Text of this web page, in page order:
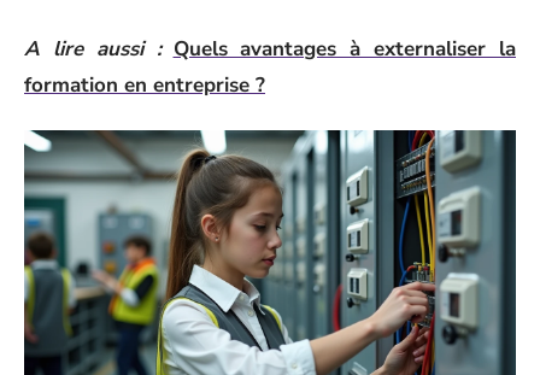
A lire aussi : Quels avantages à externaliser la
formation en entreprise ?